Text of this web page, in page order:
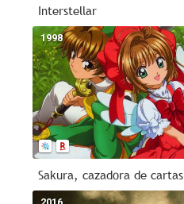
Interstellar
1998
Sakura, cazadora de cartas